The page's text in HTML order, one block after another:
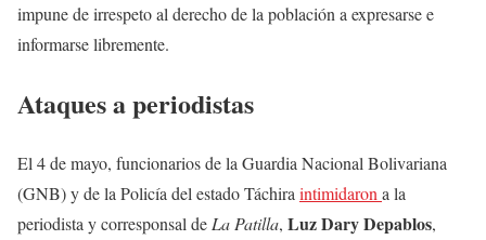
impune de irrespeto al derecho de la población a expresarse e
informarse libremente.
Ataques a periodistas
El 4 de mayo, funcionarios de la Guardia Nacional Bolivariana
(GNB) y de la Policía del estado Táchira intimidaron a la
periodista y corresponsal de La Patilla, Luz Dary Depablos,